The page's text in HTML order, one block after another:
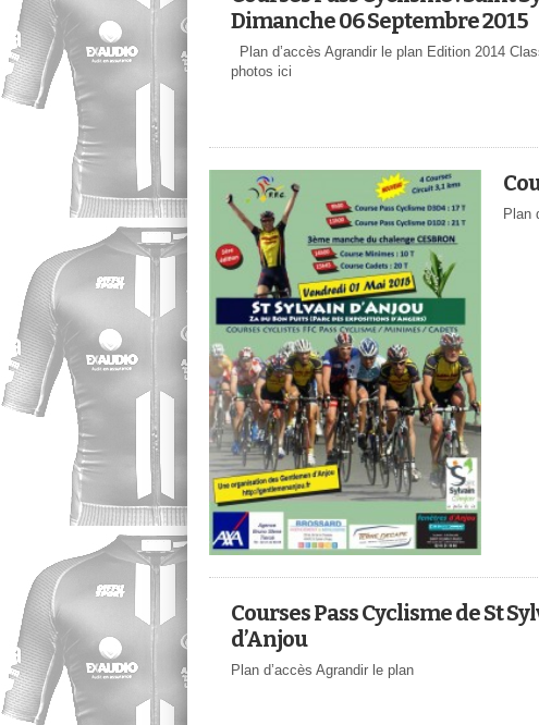
Dimanche 06 Septembre 2015
Plan d’accès Agrandir le plan Edition 2014
photos ici
Plan
Courses Pass Cyclisme de St
d’Anjou
Plan d’accès Agrandir le plan